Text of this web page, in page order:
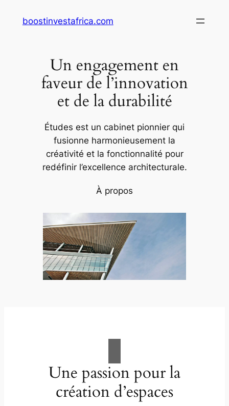
boostinvestafrica.com
Un engagement en
faveur de l’innovation
et de la durabilité
Études est un cabinet pionnier qui
fusionne harmonieusement la
créativité et la fonctionnalité pour
redéfinir l’excellence architecturale.
À propos
Une passion pour la
création d’espaces